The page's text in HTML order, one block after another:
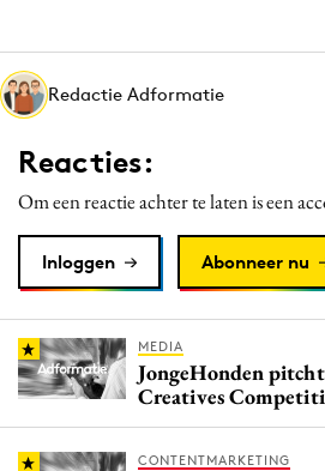
Martech
Media
Merkstrategie
PR
Programmatic
Reputatie & crisis
Redactie Adformatie
Reacties:
Om een reactie achter te laten is een
Inloggen Abonneer nu
MEDIA
JongeHonden
Creatives
CONTENTMARKETING